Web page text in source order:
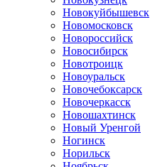
Новокуйбышевск
Новомосковск
Новороссийск
Новосибирск
Новотроицк
Новоуральск
Новочебоксарск
Новочеркасск
Новошахтинск
Новый Уренгой
Ногинск
Норильск